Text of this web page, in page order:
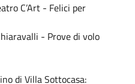
C’Art - Felici per
- Prove di volo
di Villa Sottocasa: